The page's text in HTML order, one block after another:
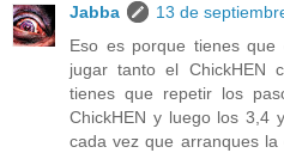
Jabba
13 de
Eso es porque tienes
jugar tanto el ChickHEN
tienes que repetir los
ChickHEN y luego los 3,4
cada vez que arranques